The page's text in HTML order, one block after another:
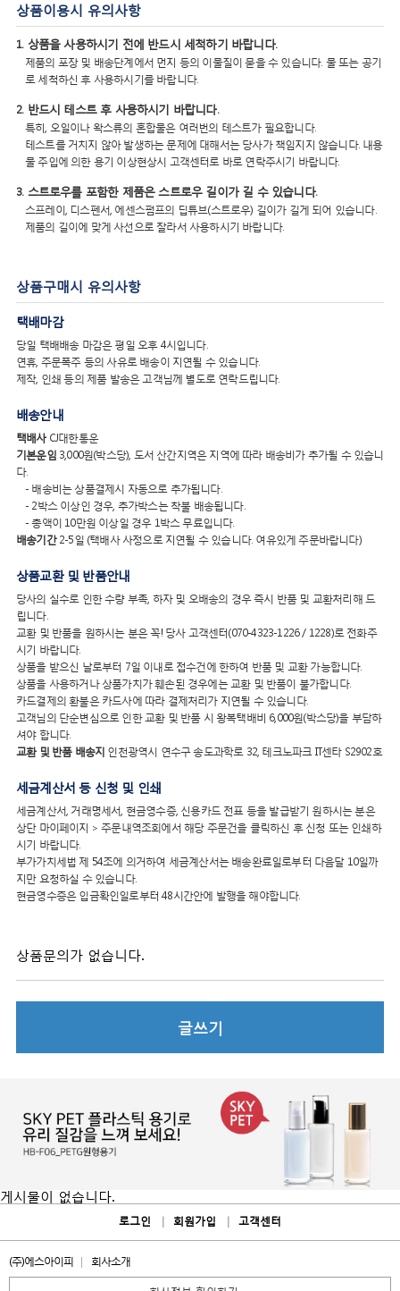
상품이용시 유의사항
1. 상품을 사용하시기 전에 반드시 세척하기 바랍니다.
제품의 포장 및 배송단계에서 먼지 등의 이물질이 묻을 수 있습니다. 물 또는 공기
로 세척하신 후 사용하시기를 바랍니다.
2. 반드시 테스트 후 사용하시기 바랍니다.
특히, 오일이나 왁스류의 혼합물은 여러번의 테스트가 필요합니다.
테스트를 거치지 않아 발생하는 문제에 대해서는 당사가 책임지지 않습니다. 내용
물 주입에 의한 용기 이상현상시 고객센터로 바로 연락주시기 바랍니다.
3. 스트로우를 포함한 제품은 스트로우 길이가 길 수 있습니다.
스프레이, 디스펜서, 에센스펌프의 딥튜브(스트로우) 길이가 길게 되어 있습니다.
제품의 길이에 맞게 사선으로 잘라서 사용하시기 바랍니다.
상품구매시 유의사항
택배마감
당일 택배배송 마감은 평일 오후 4시입니다.
연휴, 주문폭주 등의 사유로 배송이 지연될 수 있습니다.
제작, 인쇄 등의 제품 발송은 고객님께 별도로 연락드립니다.
배송안내
택배사CJ대한통운
기본운임3,000원(박스당), 도서 산간지역은 지역에 따라 배송비가 추가될 수 있습니
다.
- 배송비는 상품결제시 자동으로 추가됩니다.
- 2박스 이상인 경우, 추가박스는 착불 배송됩니다.
- 총액이 10만원 이상일 경우 1박스 무료입니다.
배송기간2-5일 (택배사 사정으로 지연될 수 있습니다. 여유있게 주문바랍니다)
상품교환 및 반품안내
당사의 실수로 인한 수량 부족, 하자 및 오배송의 경우 즉시 반품 및 교환처리해 드
립니다.
교환 및 반품을 원하시는 분은 꼭! 당사 고객센터(070-4323-1226 / 1228)로 전화주
시기 바랍니다.
상품을 받으신 날로부터 7일 이내로 접수건에 한하여 반품 및 교환 가능합니다.
상품을 사용하거나 상품가치가 훼손된 경우에는 교환 및 반품이 불가합니다.
카드결제의 환불은 카드사에 따라 결제처리가 지연될 수 있습니다.
고객님의 단순변심으로 인한 교환 및 반품 시 왕복택배비 6,000원(박스당)을 부담하
셔야 합니다.
교환 및 반품 배송지 인천광역시 연수구 송도과학로 32, 테크노파크 IT센타 S2902호
세금계산서 등 신청 및 인쇄
세금계산서, 거래명세서, 현금영수증, 신용카드 전표 등을 발급받기 원하시는 분은
상단 마이페이지 > 주문내역조회에서 해당 주문건을 클릭하신 후 신청 또는 인쇄하
시기 바랍니다.
부가가치세법 제 54조에 의거하여 세금계산서는 배송완료일로부터 다음달 10일까
지만 요청하실 수 있습니다.
현금영수증은 입금확인일로부터 48시간안에 발행을 해야합니다.
상품문의가 없습니다.
글쓰기
게시물이 없습니다.
로그인 회원가입 고객센터
(주)에스아이피 회사소개